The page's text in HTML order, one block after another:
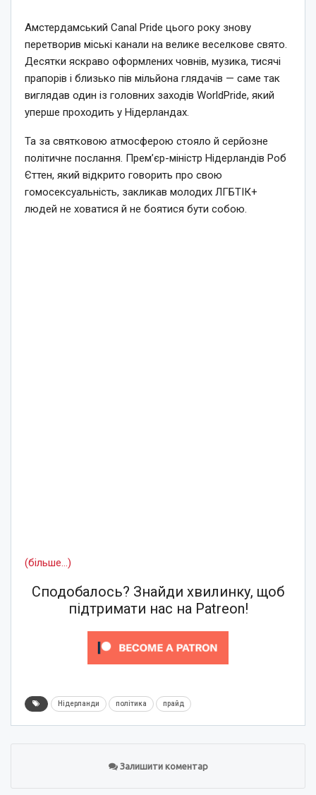
Амстердамський Canal Pride цього року знову
перетворив міські канали на велике веселкове свято.
Десятки яскраво оформлених човнів, музика, тисячі
прапорів і близько пів мільйона глядачів — саме так
виглядав один із головних заходів WorldPride, який
уперше проходить у Нідерландах.
Та за святковою атмосферою стояло й серйозне
політичне послання. Прем’єр-міністр Нідерландів Роб
Єттен, який відкрито говорить про свою
гомосексуальність, закликав молодих ЛГБТІК+
людей не ховатися й не боятися бути собою.
(більше…)
Сподобалось? Знайди хвилинку, щоб
підтримати нас на Patreon!
Нідерланди політика прайд
Залишити коментар